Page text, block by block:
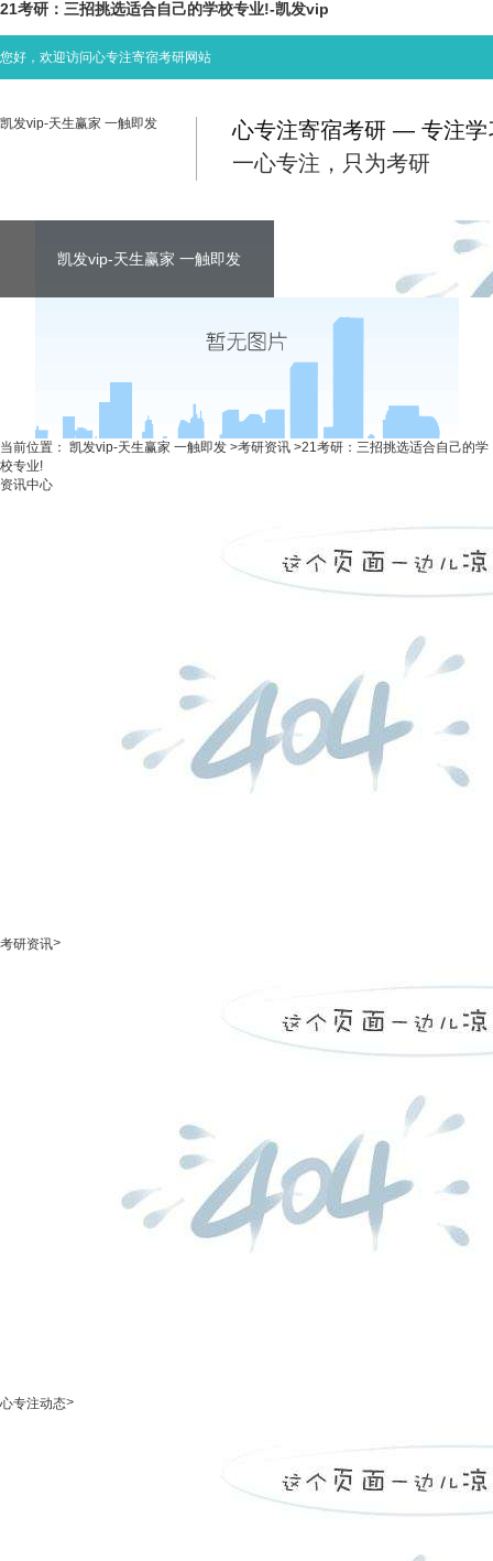
21考研：三招挑选适合自己的学校专业!-凯发vip
您好，欢迎访问心专注寄宿考研网站
凯发vip-天生赢家 一触即发
心专注寄宿考研 — 专注学
一心专注，只为考研
凯发vip-天生赢家 一触即发 凯发vip-天生赢家 一触即发
凯发vip-天生赢家 一触即发 考研资讯
当前位置： 凯发vip-天生赢家 一触即发 >考研资讯 >21考研：三招挑选适合自己的学
校专业!
资讯中心
考研资讯>
心专注动态>